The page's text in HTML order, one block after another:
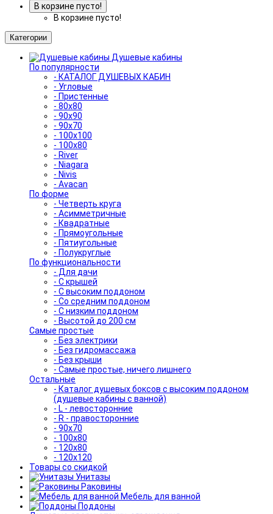
В корзине пусто!
В корзине пусто!
Категории
Душевые кабины
По популярности
- КАТАЛОГ ДУШЕВЫХ КАБИН
- Угловые
- Пристенные
- 80x80
- 90x90
- 90x70
- 100x100
- 100x80
- River
- Niagara
- Nivis
- Avacan
По форме
- Четверть круга
- Асимметричные
- Квадратные
- Прямоугольные
- Пятиугольные
- Полукруглые
По функциональности
- Для дачи
- С крышей
- С высоким поддоном
- Со средним поддоном
- С низким поддоном
- Высотой до 200 см
Самые простые
- Без электрики
- Без гидромассажа
- Без крыши
- Самые простые, ничего лишнего
Остальные
- Каталог душевых боксов с высоким поддоном
(душевые кабины с ванной)
- L - левосторонние
- R - правосторонние
- 90x70
- 100x80
- 120x80
- 120x120
Товары со скидкой
Унитазы
Раковины
Мебель для ванной
Поддоны